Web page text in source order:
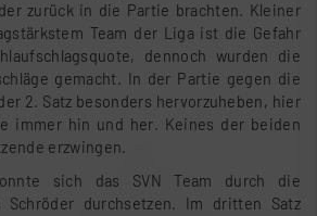
zurück in die Partie brachten. Kleiner
Team der Liga ist die Gefahr
dennoch wurden die
gemacht. In der Partie gegen die
2. Satz besonders hervorzuheben, hier
immer hin und her. Keines der beiden
erzwingen.
sich das SVN Team durch die
Schröder durchsetzen. Im dritten Satz